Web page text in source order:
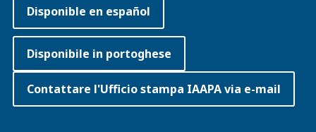
Disponible en español
Disponibile in portoghese
Contattare l'Ufficio stampa IAAPA via e-mail